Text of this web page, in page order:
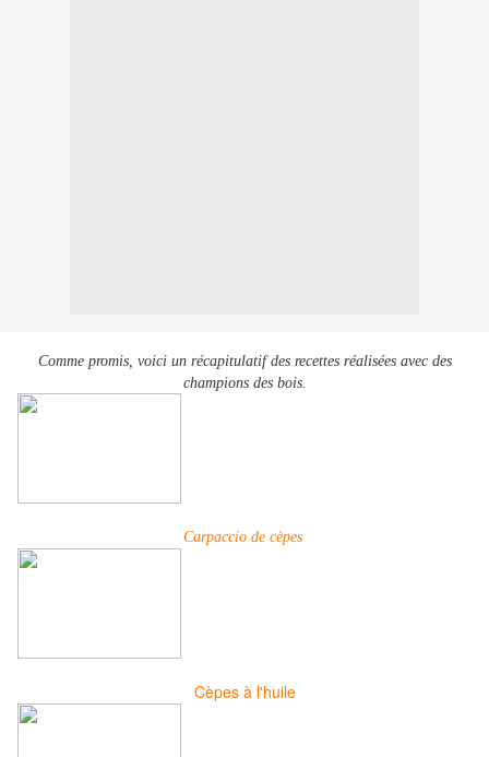
Comme promis, voici un récapitulatif des recettes réalisées avec des
champions des bois.
Carpaccio de cèpes
Cèpes à l'huile